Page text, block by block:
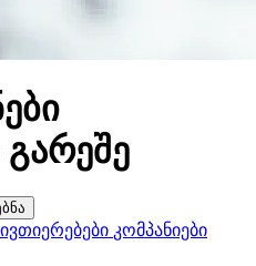
კომპანიები